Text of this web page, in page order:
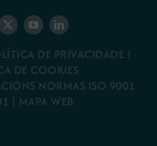
DE PRIVACIDADE |
DE COOKIES
NORMAS ISO 9001
| MAPA WEB